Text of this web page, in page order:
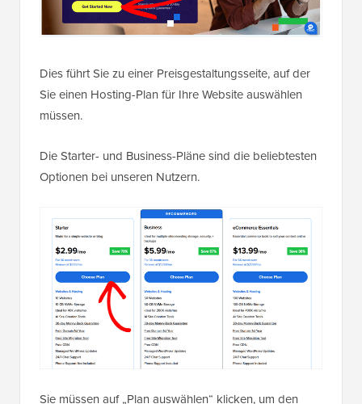
Dies führt Sie zu einer Preisgestaltungsseite, auf der
Sie einen Hosting-Plan für Ihre Website auswählen
müssen.
Die Starter- und Business-Pläne sind die beliebtesten
Optionen bei unseren Nutzern.
Sie müssen auf „Plan auswählen“ klicken, um den